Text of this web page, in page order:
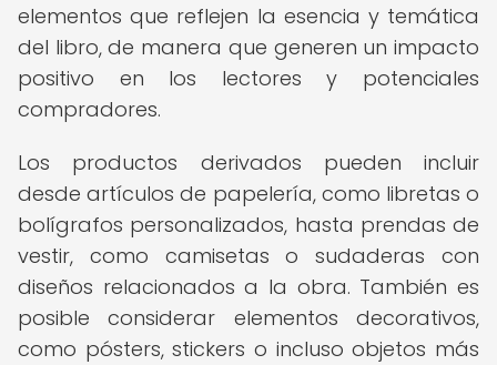
elementos que reflejen la esencia y temática
del libro, de manera que generen un impacto
positivo en los lectores y potenciales
compradores.
Los productos derivados pueden incluir
desde artículos de papelería, como libretas o
bolígrafos personalizados, hasta prendas de
vestir, como camisetas o sudaderas con
diseños relacionados a la obra. También es
posible considerar elementos decorativos,
como pósters, stickers o incluso objetos más